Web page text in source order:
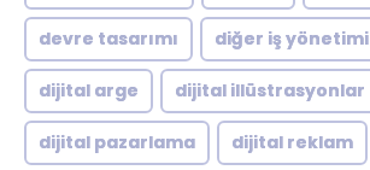
devre tasarımı diğer iş yönetimi
dijital arge dijital illüstrasyonlar
dijital pazarlama dijital reklam